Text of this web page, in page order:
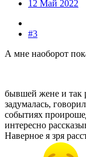
12 Май 2022
#3
А мне наоборот
бывшей жене и так
задумалась,
событиях
интересно
Наверное я зря